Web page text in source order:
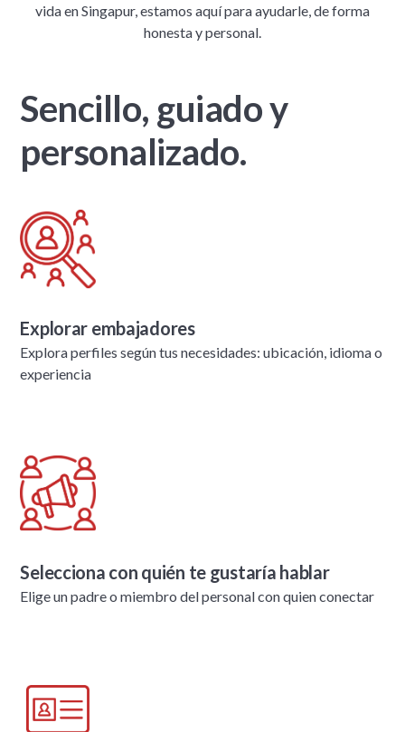
vida en Singapur, estamos aquí para ayudarle, de forma
honesta y personal.
Sencillo, guiado y
personalizado.
Explorar embajadores
Explora perfiles según tus necesidades: ubicación, idioma o
experiencia
Selecciona con quién te gustaría hablar
Elige un padre o miembro del personal con quien conectar